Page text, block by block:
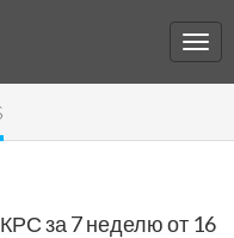
за 7 неделю от 16